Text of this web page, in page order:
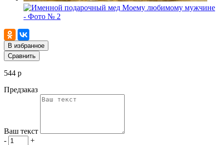
В избранное
Сравнить
544 р
Предзаказ
Ваш текст
-
+